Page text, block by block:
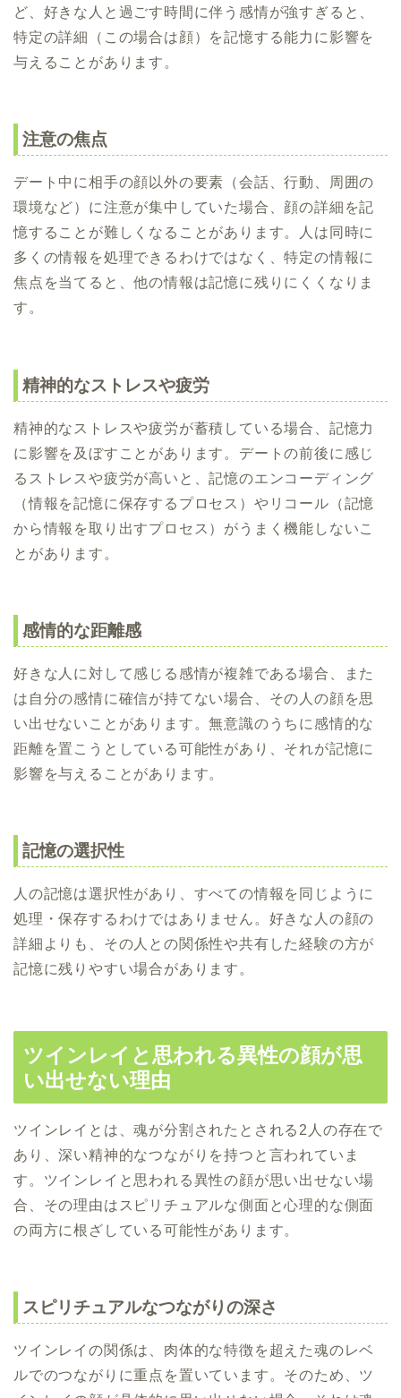
ど、好きな人と過ごす時間に伴う感情が強すぎると、
特定の詳細（この場合は顔）を記憶する能力に影響を
与えることがあります。
注意の焦点
デート中に相手の顔以外の要素（会話、行動、周囲の
環境など）に注意が集中していた場合、顔の詳細を記
憶することが難しくなることがあります。人は同時に
多くの情報を処理できるわけではなく、特定の情報に
焦点を当てると、他の情報は記憶に残りにくくなりま
す。
精神的なストレスや疲労
精神的なストレスや疲労が蓄積している場合、記憶力
に影響を及ぼすことがあります。デートの前後に感じ
るストレスや疲労が高いと、記憶のエンコーディング
（情報を記憶に保存するプロセス）やリコール（記憶
から情報を取り出すプロセス）がうまく機能しないこ
とがあります。
感情的な距離感
好きな人に対して感じる感情が複雑である場合、また
は自分の感情に確信が持てない場合、その人の顔を思
い出せないことがあります。無意識のうちに感情的な
距離を置こうとしている可能性があり、それが記憶に
影響を与えることがあります。
記憶の選択性
人の記憶は選択性があり、すべての情報を同じように
処理・保存するわけではありません。好きな人の顔の
詳細よりも、その人との関係性や共有した経験の方が
記憶に残りやすい場合があります。
ツインレイと思われる異性の顔が思
い出せない理由
ツインレイとは、魂が分割されたとされる2人の存在で
あり、深い精神的なつながりを持つと言われていま
す。ツインレイと思われる異性の顔が思い出せない場
合、その理由はスピリチュアルな側面と心理的な側面
の両方に根ざしている可能性があります。
スピリチュアルなつながりの深さ
ツインレイの関係は、肉体的な特徴を超えた魂のレベ
ルでのつながりに重点を置いています。そのため、ツ